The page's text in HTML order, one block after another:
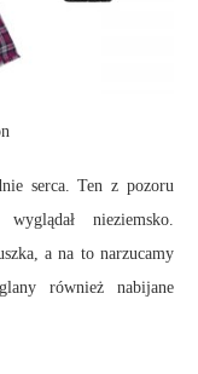
serca. Ten z pozoru
nieziemsko.
a na to narzucamy
również nabijane